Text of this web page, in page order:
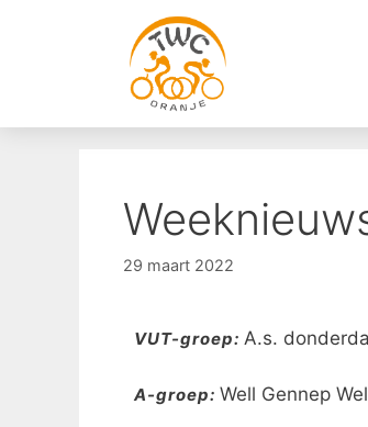
29 maart 2022
VUT-groep: A.s.
A-groep: Well Gennep